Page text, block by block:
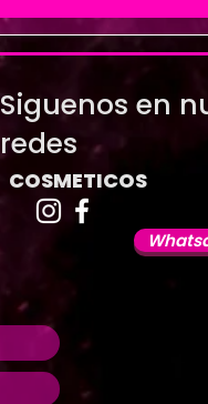
Siguenos en
redes
COSMETICOS